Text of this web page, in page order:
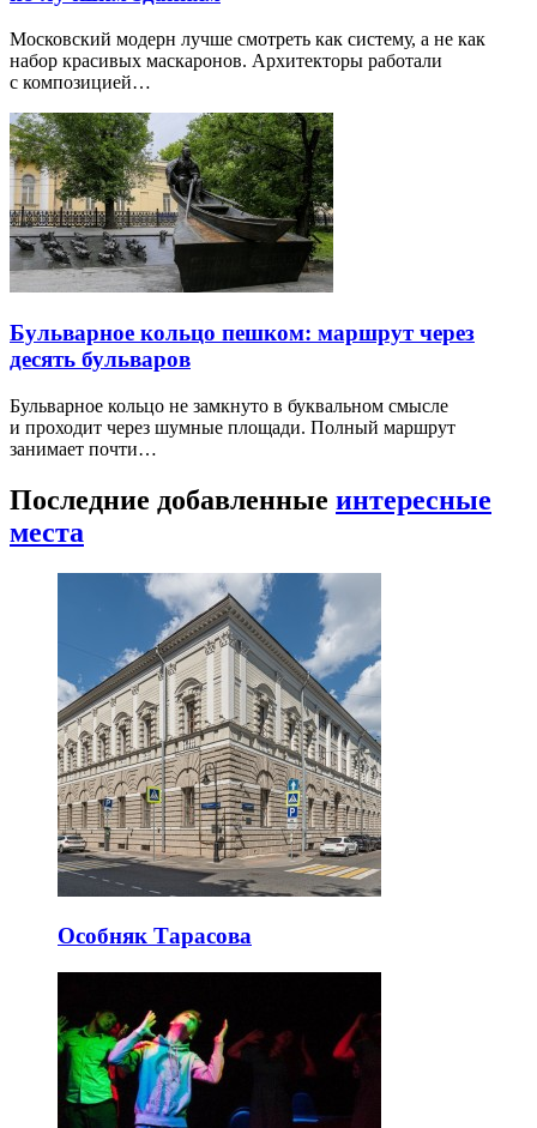
Московский модерн лучше смотреть как систему, а не как
набор красивых маскаронов. Архитекторы работали
с композицией…
Бульварное кольцо пешком: маршрут через
десять бульваров
Бульварное кольцо не замкнуто в буквальном смысле
и проходит через шумные площади. Полный маршрут
занимает почти…
Последние добавленные интересные
места
Особняк Тарасова